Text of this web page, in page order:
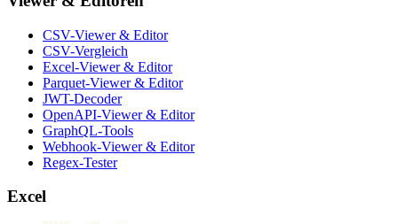
CSV-Viewer & Editor
CSV-Vergleich
Excel-Viewer & Editor
Parquet-Viewer & Editor
JWT-Decoder
OpenAPI-Viewer & Editor
GraphQL-Tools
Webhook-Viewer & Editor
Regex-Tester
Excel